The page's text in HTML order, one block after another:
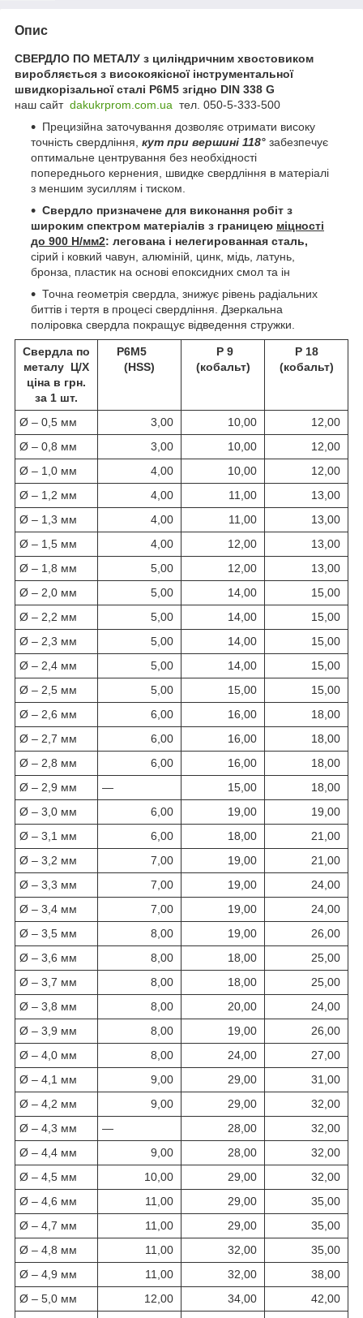
Опис
СВЕРДЛО ПО МЕТАЛУ з циліндричним хвостовиком
виробляється з високоякісної інструментальної
швидкорізальної сталі Р6М5 згідно DIN 338 G
наш сайт dakukrprom.com.ua тел. 050-5-333-500
Прецизійна заточування дозволяє отримати високу
точність свердління, кут при вершині 118° забезпечує
оптимальне центрування без необхідності
попереднього кернения, швидке свердління в матеріалі
з меншим зусиллям і тиском.
Свердло призначене для виконання робіт з
широким спектром матеріалів з границею міцності
до 900 Н/мм2: легована і нелегированная сталь,
сірий і ковкий чавун, алюміній, цинк, мідь, латунь,
бронза, пластик на основі епоксидних смол та ін
Точна геометрія свердла, знижує рівень радіальних
биттів і тертя в процесі свердління. Дзеркальна
поліровка свердла покращує відведення стружки.
Свердла по
металу Ц/Х
ціна в грн.
за 1 шт.
P6M5
(HSS)
Р 9
(кобальт)
Р 18
(кобальт)
Ø – 0,5 мм 3,00 10,00
12,00
Ø – 0,8 мм
3,00 10,00
12,00
Ø – 1,0 мм
4,00 10,00
12,00
Ø – 1,2 мм
4,00 11,00
13,00
Ø – 1,3 мм
4,00 11,00
13,00
Ø – 1,5 мм
4,00 12,00
13,00
Ø – 1,8 мм
5,00 12,00
13,00
Ø – 2,0 мм
5,00 14,00
15,00
Ø – 2,2 мм
5,00 14,00
15,00
Ø – 2,3 мм
5,00 14,00
15,00
Ø – 2,4 мм
5,00 14,00
15,00
Ø – 2,5 мм
5,00 15,00
15,00
Ø – 2,6 мм
6,00 16,00
18,00
Ø – 2,7 мм
6,00 16,00
18,00
Ø – 2,8 мм
6,00 16,00
18,00
Ø – 2,9 мм
— 15,00
18,00
Ø – 3,0 мм
6,00 19,00
19,00
Ø – 3,1 мм
6,00 18,00
21,00
Ø – 3,2 мм
7,00 19,00
21,00
Ø – 3,3 мм
7,00 19,00
24,00
Ø – 3,4 мм
7,00 19,00
24,00
Ø – 3,5 мм
8,00 19,00
26,00
Ø – 3,6 мм
8,00 18,00
25,00
Ø – 3,7 мм
8,00 18,00
25,00
Ø – 3,8 мм
8,00 20,00
24,00
Ø – 3,9 мм
8,00 19,00
26,00
Ø – 4,0 мм
8,00 24,00
27,00
Ø – 4,1 мм
9,00 29,00
31,00
Ø – 4,2 мм
9,00 29,00
32,00
Ø – 4,3 мм
— 28,00
32,00
Ø – 4,4 мм
9,00 28,00
32,00
Ø – 4,5 мм
10,00 29,00
32,00
Ø – 4,6 мм
11,00 29,00
35,00
Ø – 4,7 мм
11,00 29,00
35,00
Ø – 4,8 мм
11,00 32,00
35,00
Ø – 4,9 мм
11,00 32,00
38,00
Ø – 5,0 мм
12,00 34,00
42,00